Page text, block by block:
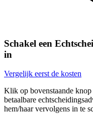
Schakel een
in
Vergelijk eerst de kosten
Klik op bovenstaande knop
betaalbare
hem/haar vervolgens in te